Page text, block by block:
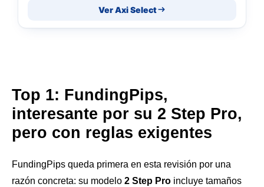
Ver Axi Select
Top 1: FundingPips,
interesante por su 2 Step Pro,
pero con reglas exigentes
FundingPips queda primera en esta revisión por una
razón concreta: su modelo 2 Step Pro incluye tamaños